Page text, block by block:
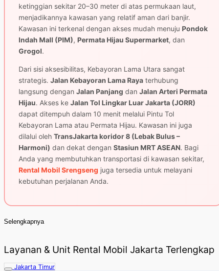
ketinggian sekitar 20–30 meter di atas permukaan laut,
menjadikannya kawasan yang relatif aman dari banjir.
Kawasan ini terkenal dengan akses mudah menuju Pondok
Indah Mall (PIM), Permata Hijau Supermarket, dan
Grogol.
Dari sisi aksesibilitas, Kebayoran Lama Utara sangat
strategis. Jalan Kebayoran Lama Rayaterhubung
langsung dengan Jalan Panjang dan Jalan Arteri Permata
Hijau. Akses ke Jalan Tol Lingkar Luar Jakarta (JORR)
dapat ditempuh dalam 10 menit melalui Pintu Tol
Kebayoran Lama atau Permata Hijau. Kawasan ini juga
dilalui oleh TransJakarta koridor 8 (Lebak Bulus –
Harmoni) dan dekat dengan Stasiun MRT ASEAN. Bagi
Anda yang membutuhkan transportasi di kawasan sekitar,
Rental Mobil Srengseng juga tersedia untuk melayani
kebutuhan perjalanan Anda.
Selengkapnya
Layanan & Unit Rental Mobil Jakarta Terlengkap
Jakarta Timur